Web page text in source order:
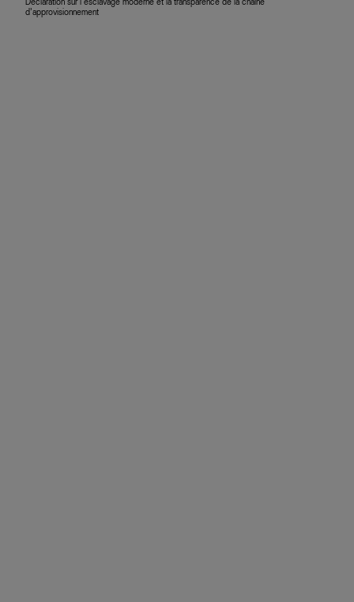
Déclaration sur l’esclavage moderne et la transparence de la chaîne
d’approvisionnement